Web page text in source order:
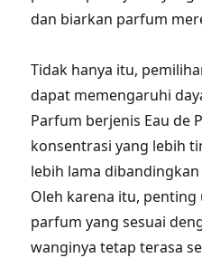
dan biarkan parfum
Tidak hanya itu,
dapat memengaruhi
Parfum berjenis Eau de
konsentrasi yang lebih
lebih lama
Oleh karena itu,
parfum yang sesuai
wanginya tetap terasa